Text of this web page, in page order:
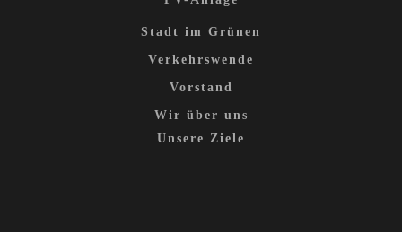
Stadt im Grünen
Verkehrswende
Vorstand
Wir über uns
Unsere Ziele